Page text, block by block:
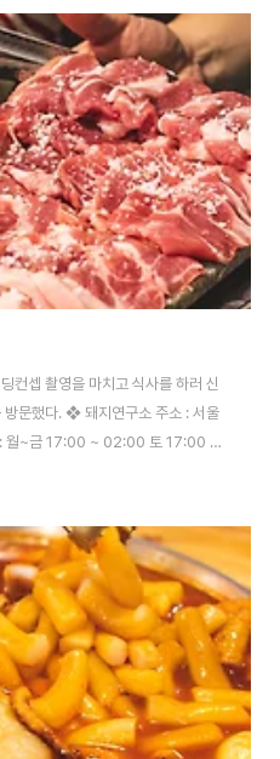
은 느낌 힙한 느낌 물씬이다. 2층에
옷을 파는 공간도 따로 있다. 이곳
카노 아이스(5000)'와 '방앗간 커피
름 등도 판매하고 있었다. 패키징
컨셉 촬영을 마치고 식사를 하러 신
방문했다. ❖ 돼지연구소 주소 : 서울
: 월~금 17:00 ~ 02:00 토 17:00 ~
살, 꼬들살, 뽈살, 등심덧살 등을
세팅된다. ㅎㅎ 요게 모듬 한판~! 지
이것저것 다 먹어보라고 한판으로
금세 익어가는 고기들 과연 맛있었
살, 꼬들살 ..